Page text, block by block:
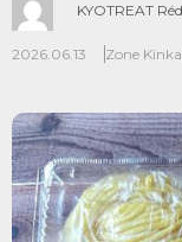
KYOTREAT
2026.06.13 Zone